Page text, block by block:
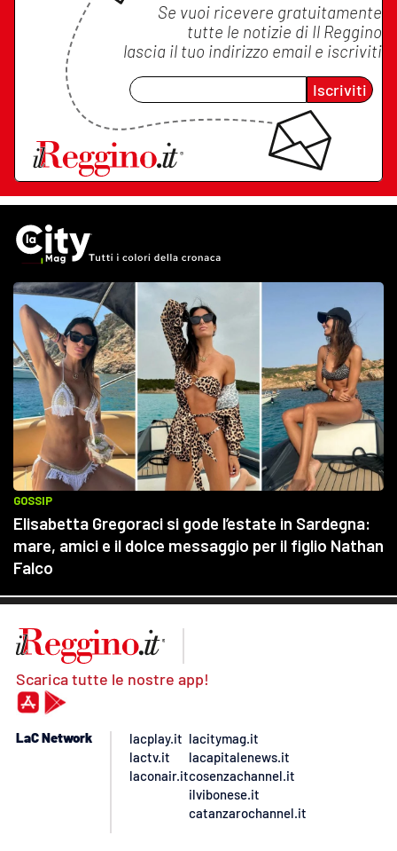
Se vuoi ricevere gratuitamente
tutte le notizie di Il Reggino
lascia il tuo indirizzo email e iscriviti
Iscriviti
Scarica tutte le nostre app!
LaC Network
lacplay.it
lactv.it
laconair.it
lacitymag.it
lacapitalenews.it
cosenzachannel.it
ilvibonese.it
catanzarochannel.it